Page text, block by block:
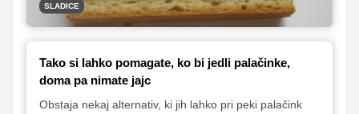
SLADICE
Tako si lahko pomagate, ko bi jedli palačinke,
doma pa nimate jajc
Obstaja nekaj alternativ, ki jih lahko pri peki palačink